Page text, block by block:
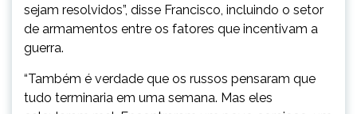
sejam resolvidos”, disse Francisco, incluindo o setor
de armamentos entre os fatores que incentivam a
guerra.
“Também é verdade que os russos pensaram que
tudo terminaria em uma semana. Mas eles